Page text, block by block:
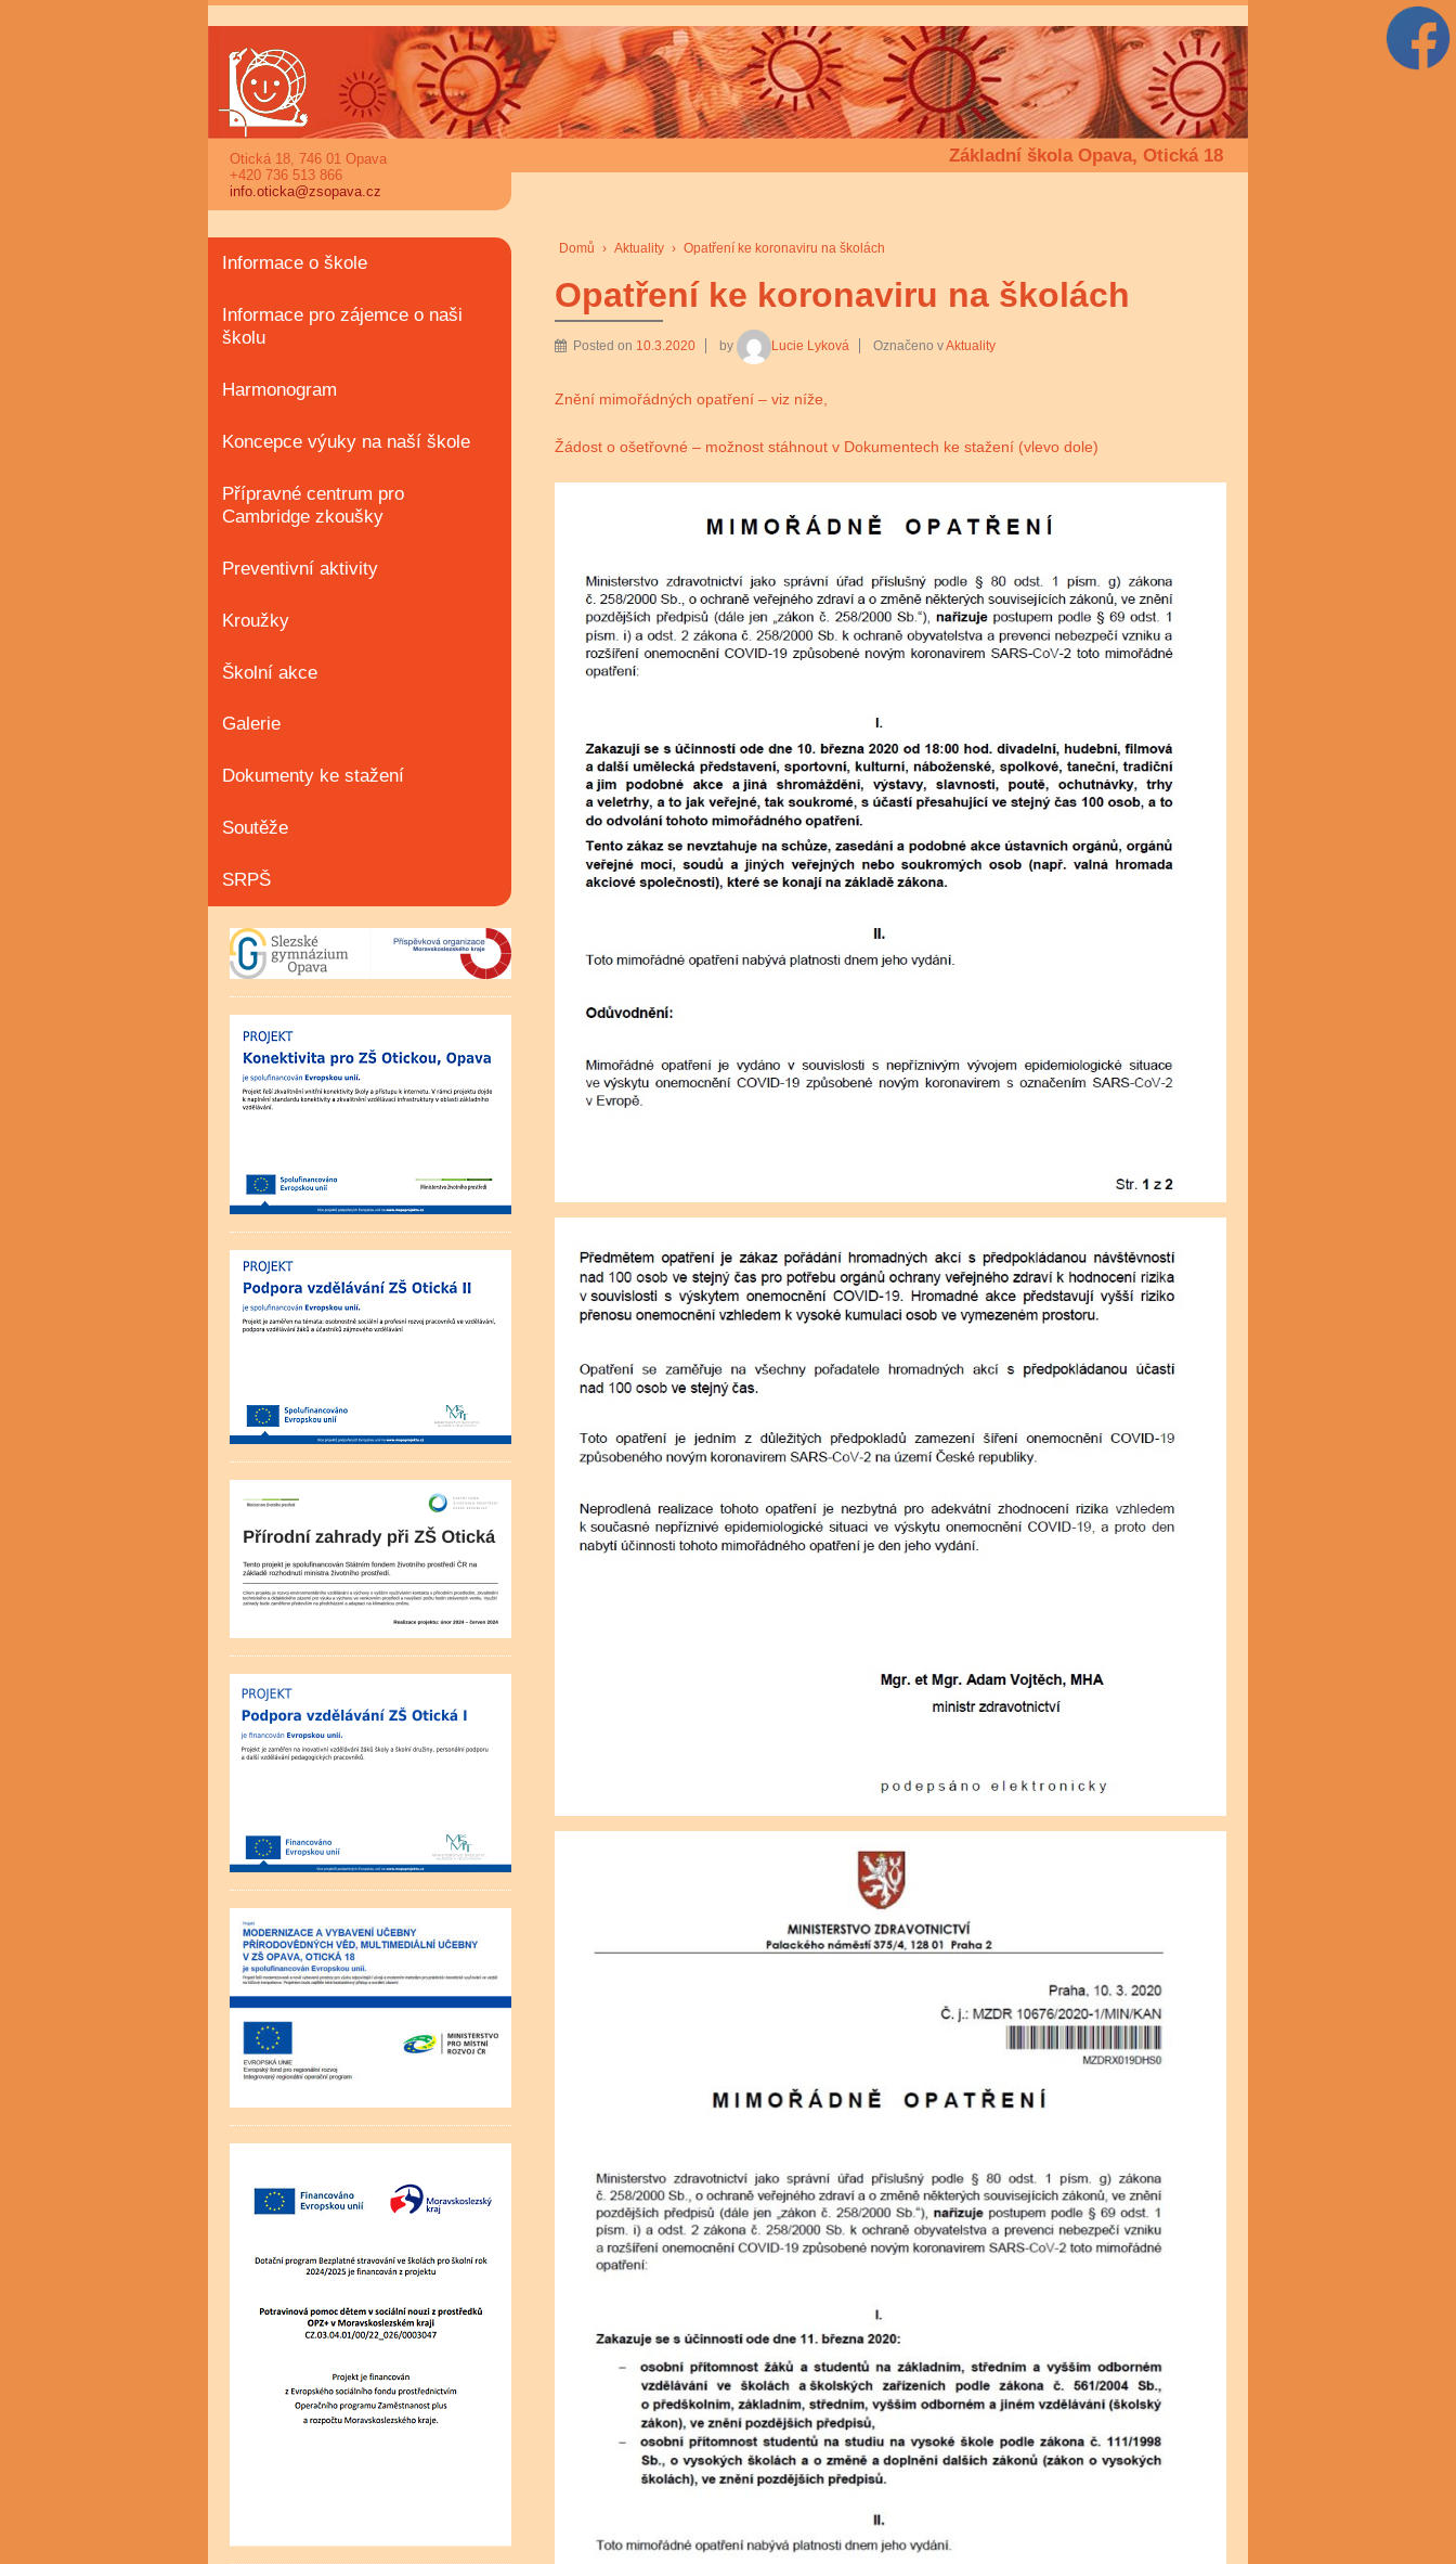
Základní škola Opava, Otická 18
Domů › Aktuality › Opatření ke koronaviru na školách
Opatření ke koronaviru na školách
Posted on 10.3.2020 by Lucie Lyková Označeno vAktuality
Znění mimořádných opatření – viz níže,
Žádost o ošetřovné – možnost stáhnout v Dokumentech ke stažení (vlevo dole)
Otická 18, 746 01 Opava
+420 736 513 866
info.oticka@zsopava.cz
Informace o škole
Informace pro zájemce o naši
školu
Harmonogram
Koncepce výuky na naší škole
Přípravné centrum pro
Cambridge zkoušky
Preventivní aktivity
Kroužky
Školní akce
Galerie
Dokumenty ke stažení
Soutěže
SRPŠ